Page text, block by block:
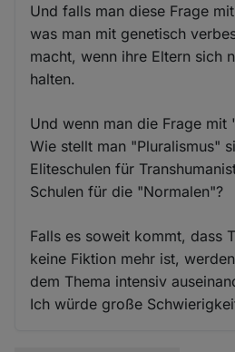
Und falls man diese Frage
was man mit genetisch
macht, wenn ihre Eltern sich
halten.
Und wenn man die Frage mit
Wie stellt man "Pluralismus"
Eliteschulen für
Schulen für die "Normalen"?
Falls es soweit kommt, dass
keine Fiktion mehr ist,
dem Thema intensiv
Ich würde große